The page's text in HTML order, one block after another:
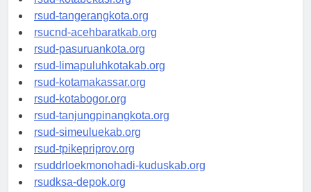
rsud-tangerangkota.org
rsucnd-acehbaratkab.org
rsud-pasuruankota.org
rsud-limapuluhkotakab.org
rsud-kotamakassar.org
rsud-kotabogor.org
rsud-tanjungpinangkota.org
rsud-simeuluekab.org
rsud-tpikepriprov.org
rsuddrloekmonohadi-kuduskab.org
rsudksa-depok.org